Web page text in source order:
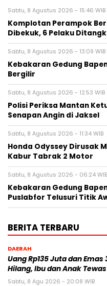
Sabtu, 8 Agustus 2026 - 15:46 WIB
Komplotan Perampok
Dibekuk, 6 Pelaku
Sabtu, 8 Agustus 2026 - 13:09 WIB
Kebakaran Gedung
Bergilir
Sabtu, 8 Agustus 2026 - 12:53 WIB
Polisi Periksa Mantan
Senapan Angin di Jaksel
Sabtu, 8 Agustus 2026 - 11:34 WIB
Honda Odyssey Dirusak
Kabur Tabrak 2 Motor
Sabtu, 8 Agustus 2026 - 06:24 WIB
Kebakaran Gedung
Puslabfor Telusuri Titik
BERITA TERBARU
DAERAH
Uang Rp135 Juta dan Emas
Hilang, Ibu dan Anak
Sabtu, 8 Agu 2026 - 20:08 WIB